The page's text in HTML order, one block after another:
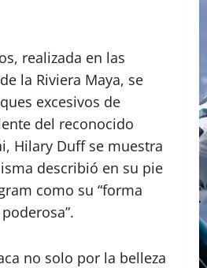
realizada en las
la Riviera Maya, se
excesivos de
del reconocido
Hilary Duff se muestra
describió en su pie
como su “forma
no solo por la belleza